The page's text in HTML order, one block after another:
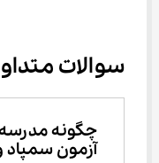
سوالات
چگونه مدرسه
آزمون سمپاد